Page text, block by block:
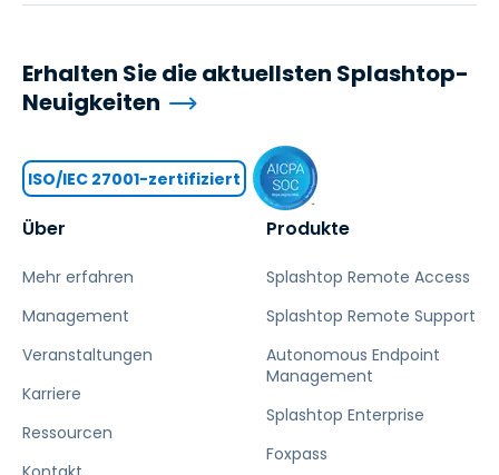
Über
Mehr erfahren
Management
Veranstaltungen
Karriere
Ressourcen
Produkte
Splashtop Remote Access
Splashtop Remote Support
Autonomous Endpoint
Management
Splashtop Enterprise
Foxpass
Erhalten Sie die aktuellsten Splashtop-
Neuigkeiten
ISO/IEC 27001-zertifiziert